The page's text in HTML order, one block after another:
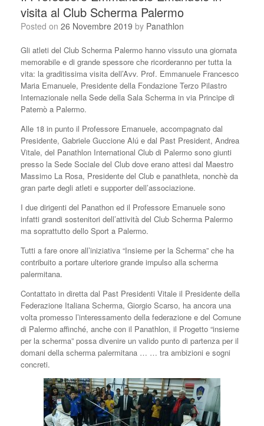
visita al Club Scherma Palermo
Posted on 26 Novembre 2019 by Panathlon
Gli atleti del Club Scherma Palermo hanno vissuto una giornata
memorabile e di grande spessore che ricorderanno per tutta la
vita: la graditissima visita dell’Avv. Prof. Emmanuele Francesco
Maria Emanuele, Presidente della Fondazione Terzo Pilastro
Internazionale nella Sede della Sala Scherma in via Principe di
Paternò a Palermo.
Alle 18 in punto il Professore Emanuele, accompagnato dal
Presidente, Gabriele Guccione Alú e dal Past President, Andrea
Vitale, del Panathlon International Club di Palermo sono giunti
presso la Sede Sociale del Club dove erano attesi dal Maestro
Massimo La Rosa, Presidente del Club e panathleta, nonchè da
gran parte degli atleti e supporter dell’associazione.
I due dirigenti del Panathon ed il Professore Emanuele sono
infatti grandi sostenitori dell’attività del Club Scherma Palermo
ma soprattutto dello Sport a Palermo.
Tutti a fare onore all’iniziativa “Insieme per la Scherma” che ha
contribuito a portare ulteriore grande impulso alla scherma
palermitana.
Contattato in diretta dal Past Presidenti Vitale il Presidente della
Federazione Italiana Scherma, Giorgio Scarso, ha ancora una
volta promesso l’interessamento della federazione e del Comune
di Palermo affinché, anche con il Panathlon, il Progetto “insieme
per la scherma” possa divenire un valido punto di partenza per il
domani della scherma palermitana … … tra ambizioni e sogni
concreti.